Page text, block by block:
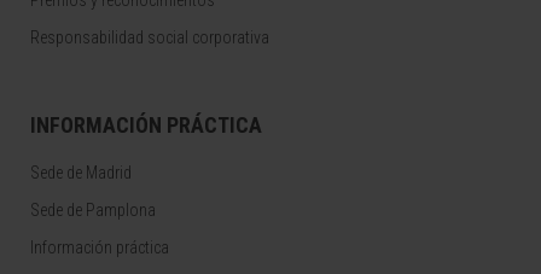
Responsabilidad social corporativa
INFORMACIÓN PRÁCTICA
Sede de Madrid
Sede de Pamplona
Información práctica